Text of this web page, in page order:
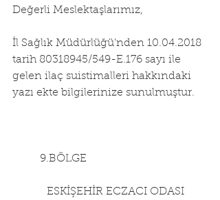
Değerli Meslektaşlarımız,
İl Sağlık Müdürlüğü’nden 10.04.2018
tarih 80318945/549-E.176 sayı ile
gelen ilaç suistimalleri hakkındaki
yazı ekte bilgilerinize sunulmuştur.
9.BÖLGE
ESKİŞEHİR ECZACI ODASI